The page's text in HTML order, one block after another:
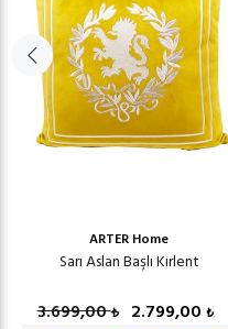
ARTER Home
Sarı Aslan Başlı Kırlent
3.699,00₺ 2.799,00 ₺